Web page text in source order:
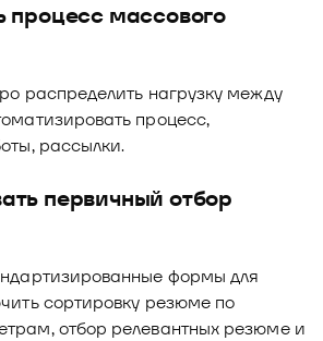
процесс массового
распределить нагрузку между
процесс,
рассылки.
первичный отбор
формы для
сортировку резюме по
отбор релевантных резюме и